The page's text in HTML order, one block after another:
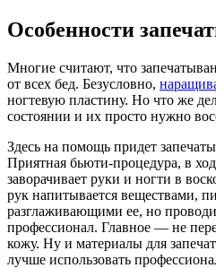
Особенности
Многие считают, что
от всех бед. Безусловно,
ногтевую пластину. Но что же
состоянии и их просто нужно
Здесь на помощь придет
Приятная бьюти-процедура, в
заворачивает руки и ногти в
рук напитывается веществами,
разглаживающими ее, но
профессионал. Главное — не
кожу. Ну и материалы для
лучше использовать